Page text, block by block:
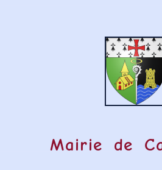
Mairie de